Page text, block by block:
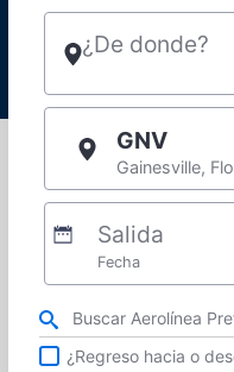
¿De donde?
GNV
Gainesville,
Salida
Fecha
Refina tu búsqueda por
¿Regreso hacia o